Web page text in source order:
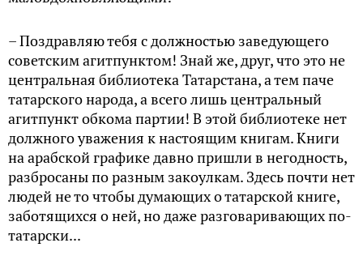
– Поздравляю тебя с должностью заведующего
советским агитпунктом! Знай же, друг, что это не
центральная библиотека Татарстана, а тем паче
татарского народа, а всего лишь центральный
агитпункт обкома партии! В этой библиотеке нет
должного уважения к настоящим книгам. Книги
на арабской графике давно пришли в негодность,
разбросаны по разным закоулкам. Здесь почти нет
людей не то чтобы думающих о татарской книге,
заботящихся о ней, но даже разговаривающих по-
татарски...